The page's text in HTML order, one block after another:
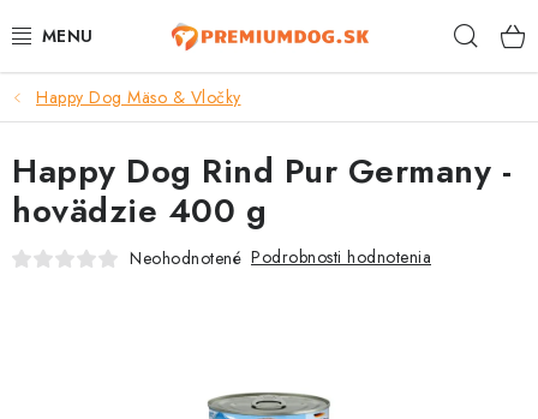
na
TOP 100 PRODUKTOV
NOVINKY
AKCIE
Happy Dog Mäso & Vločky
Happy Dog Rind Pur Germany -
hovädzie 400 g
Neohodnotené Podrobnosti hodnotenia